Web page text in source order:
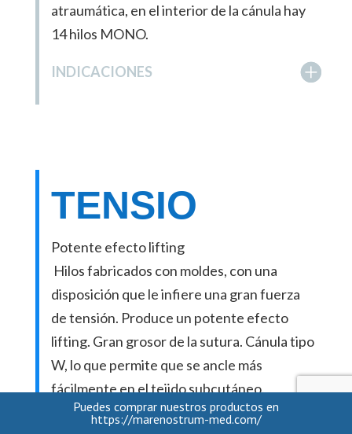
atraumática, en el interior de la cánula hay
14 hilos MONO.
INDICACIONES
TENSIO
Potente efecto lifting
Hilos fabricados con moldes, con una
disposición que le infiere una gran fuerza
de tensión. Produce un potente efecto
lifting. Gran grosor de la sutura. Cánula tipo
W, lo que permite que se ancle más
fácilmente en el tejido subcutáneo.
DESCARGAR FOLLETO
Puedes comprar nuestros productos en
https://marenostrum-med.com/